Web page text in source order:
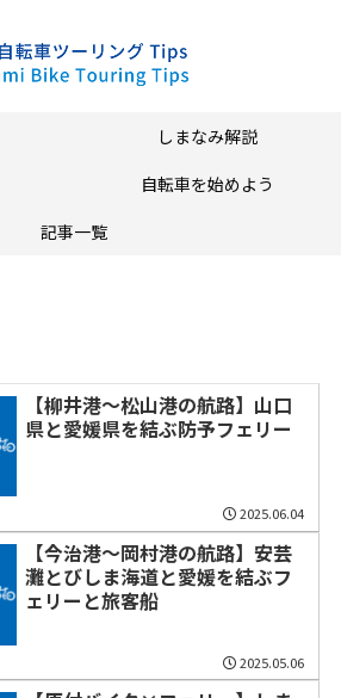
しまなみ解説
自転車を始めよう
記事一覧
【柳井港～松山港の航路】山口
県と愛媛県を結ぶ防予フェリー
2025.06.04
【今治港～岡村港の航路】安芸
灘とびしま海道と愛媛を結ぶフ
ェリーと旅客船
2025.05.06